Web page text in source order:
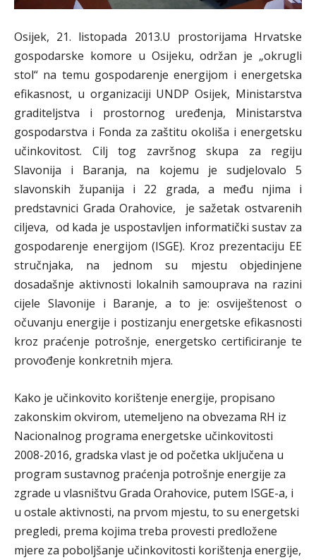
Osijek, 21. listopada 2013.U prostorijama Hrvatske
gospodarske komore u Osijeku, održan je „okrugli
stol“ na temu gospodarenje energijom i energetska
efikasnost, u organizaciji UNDP Osijek, Ministarstva
graditeljstva i prostornog uređenja, Ministarstva
gospodarstva i Fonda za zaštitu okoliša i energetsku
učinkovitost. Cilj tog završnog skupa za regiju
Slavonija i Baranja, na kojemu je sudjelovalo 5
slavonskih županija i 22 grada, a među njima i
predstavnici Grada Orahovice, je sažetak ostvarenih
ciljeva, od kada je uspostavljen informatički sustav za
gospodarenje energijom (ISGE). Kroz prezentaciju EE
stručnjaka, na jednom su mjestu objedinjene
dosadašnje aktivnosti lokalnih samouprava na razini
cijele Slavonije i Baranje, a to je: osviještenost o
očuvanju energije i postizanju energetske efikasnosti
kroz praćenje potrošnje, energetsko certificiranje te
provođenje konkretnih mjera.
Kako je učinkovito korištenje energije, propisano
zakonskim okvirom, utemeljeno na obvezama RH iz
Nacionalnog programa energetske učinkovitosti
2008-2016, gradska vlast je od početka uključena u
program sustavnog praćenja potrošnje energije za
zgrade u vlasništvu Grada Orahovice, putem ISGE-a, i
u ostale aktivnosti, na prvom mjestu, to su energetski
pregledi, prema kojima treba provesti predložene
mjere za poboljšanje učinkovitosti korištenja energije,